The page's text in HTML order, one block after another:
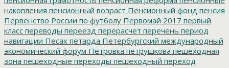
накопления пенсионный возраст Пенсионный фонд пенсия
Первенство России по футболу Первомай 2017 первый
класс переводы переезд перерасчет перечень период
навигации Песах петарда Петербургский международный
экономический форум Петровка петрушкова пешеходная
зона пешеходные переходы пешеходный переход